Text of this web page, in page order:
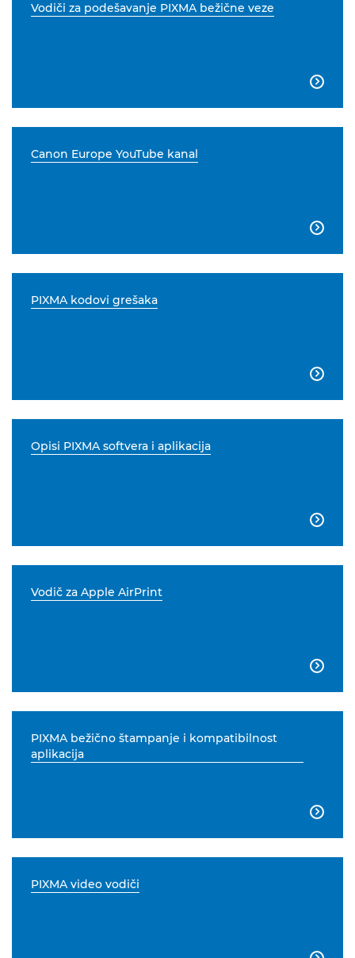
Vodiči za podešavanje PIXMA bežične veze

Canon Europe YouTube kanal

PIXMA kodovi grešaka

Opisi PIXMA softvera i aplikacija

Vodič za Apple AirPrint

PIXMA bežično štampanje i kompatibilnost
aplikacija

PIXMA video vodiči